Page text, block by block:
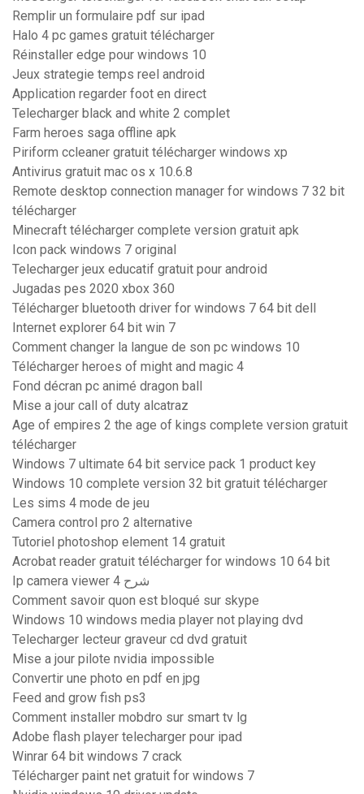
Remplir un formulaire pdf sur ipad
Halo 4 pc games gratuit télécharger
Réinstaller edge pour windows 10
Jeux strategie temps reel android
Application regarder foot en direct
Telecharger black and white 2 complet
Farm heroes saga offline apk
Piriform ccleaner gratuit télécharger windows xp
Antivirus gratuit mac os x 10.6.8
Remote desktop connection manager for windows 7 32 bit
télécharger
Minecraft télécharger complete version gratuit apk
Icon pack windows 7 original
Telecharger jeux educatif gratuit pour android
Jugadas pes 2020 xbox 360
Télécharger bluetooth driver for windows 7 64 bit dell
Internet explorer 64 bit win 7
Comment changer la langue de son pc windows 10
Télécharger heroes of might and magic 4
Fond décran pc animé dragon ball
Mise a jour call of duty alcatraz
Age of empires 2 the age of kings complete version gratuit
télécharger
Windows 7 ultimate 64 bit service pack 1 product key
Windows 10 complete version 32 bit gratuit télécharger
Les sims 4 mode de jeu
Camera control pro 2 alternative
Tutoriel photoshop element 14 gratuit
Acrobat reader gratuit télécharger for windows 10 64 bit
Ip camera viewer 4 شرح
Comment savoir quon est bloqué sur skype
Windows 10 windows media player not playing dvd
Telecharger lecteur graveur cd dvd gratuit
Mise a jour pilote nvidia impossible
Convertir une photo en pdf en jpg
Feed and grow fish ps3
Comment installer mobdro sur smart tv lg
Adobe flash player telecharger pour ipad
Winrar 64 bit windows 7 crack
Télécharger paint net gratuit for windows 7